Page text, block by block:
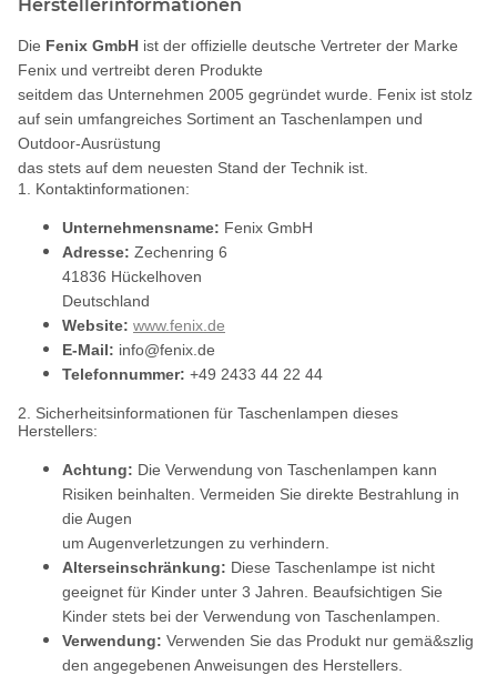
Herstellerinformationen
Die Fenix GmbH ist der offizielle deutsche Vertreter der Marke
Fenix und vertreibt deren Produkte
seitdem das Unternehmen 2005 gegründet wurde. Fenix ist stolz
auf sein umfangreiches Sortiment an Taschenlampen und
Outdoor-Ausrüstung
das stets auf dem neuesten Stand der Technik ist.
1. Kontaktinformationen:
Unternehmensname: Fenix GmbH
Adresse: Zechenring 6
41836 Hückelhoven
Deutschland
Website: www.fenix.de
E-Mail: info@fenix.de
Telefonnummer: +49 2433 44 22 44
2. Sicherheitsinformationen für Taschenlampen dieses
Herstellers:
Achtung: Die Verwendung von Taschenlampen kann
Risiken beinhalten. Vermeiden Sie direkte Bestrahlung in
die Augen
um Augenverletzungen zu verhindern.
Alterseinschränkung: Diese Taschenlampe ist nicht
geeignet für Kinder unter 3 Jahren. Beaufsichtigen Sie
Kinder stets bei der Verwendung von Taschenlampen.
Verwendung: Verwenden Sie das Produkt nur gemä&szlig
den angegebenen Anweisungen des Herstellers.